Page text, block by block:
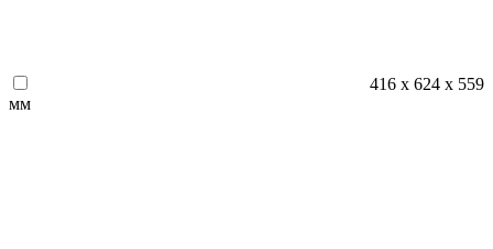
416 х 624 х 559
мм